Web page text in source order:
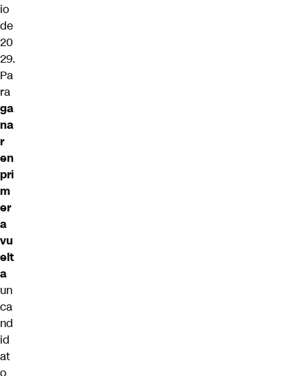
io
de
20
29.
Pa
ra
ga
na
r
en
pri
m
er
a
vu
elt
a
un
ca
nd
id
at
o